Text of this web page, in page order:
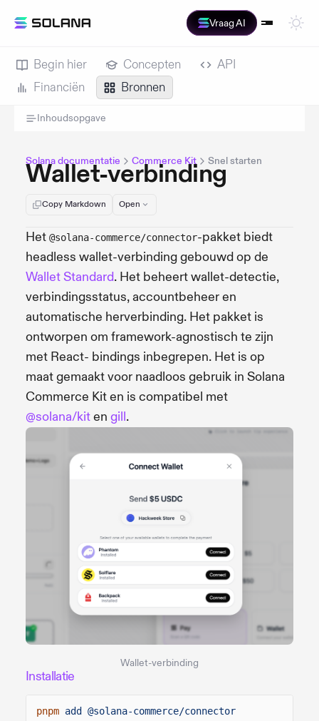
Vraag AI
Begin hier Concepten
API
Financiën
Bronnen
Inhoudsopgave
Solana documentatie Commerce Kit Snel starten
Wallet-verbinding
Copy Markdown Open
Het @solana-commerce/connector-pakket biedt
headless wallet-verbinding gebouwd op de
Wallet Standard. Het beheert wallet-detectie,
verbindingsstatus, accountbeheer en
automatische herverbinding. Het pakket is
ontworpen om framework-agnostisch te zijn
met React- bindings inbegrepen. Het is op
maat gemaakt voor naadloos gebruik in Solana
Commerce Kit en is compatibel met
@solana/kiten gill.
Wallet-verbinding
Installatie
pnpm add @solana-commerce/connector